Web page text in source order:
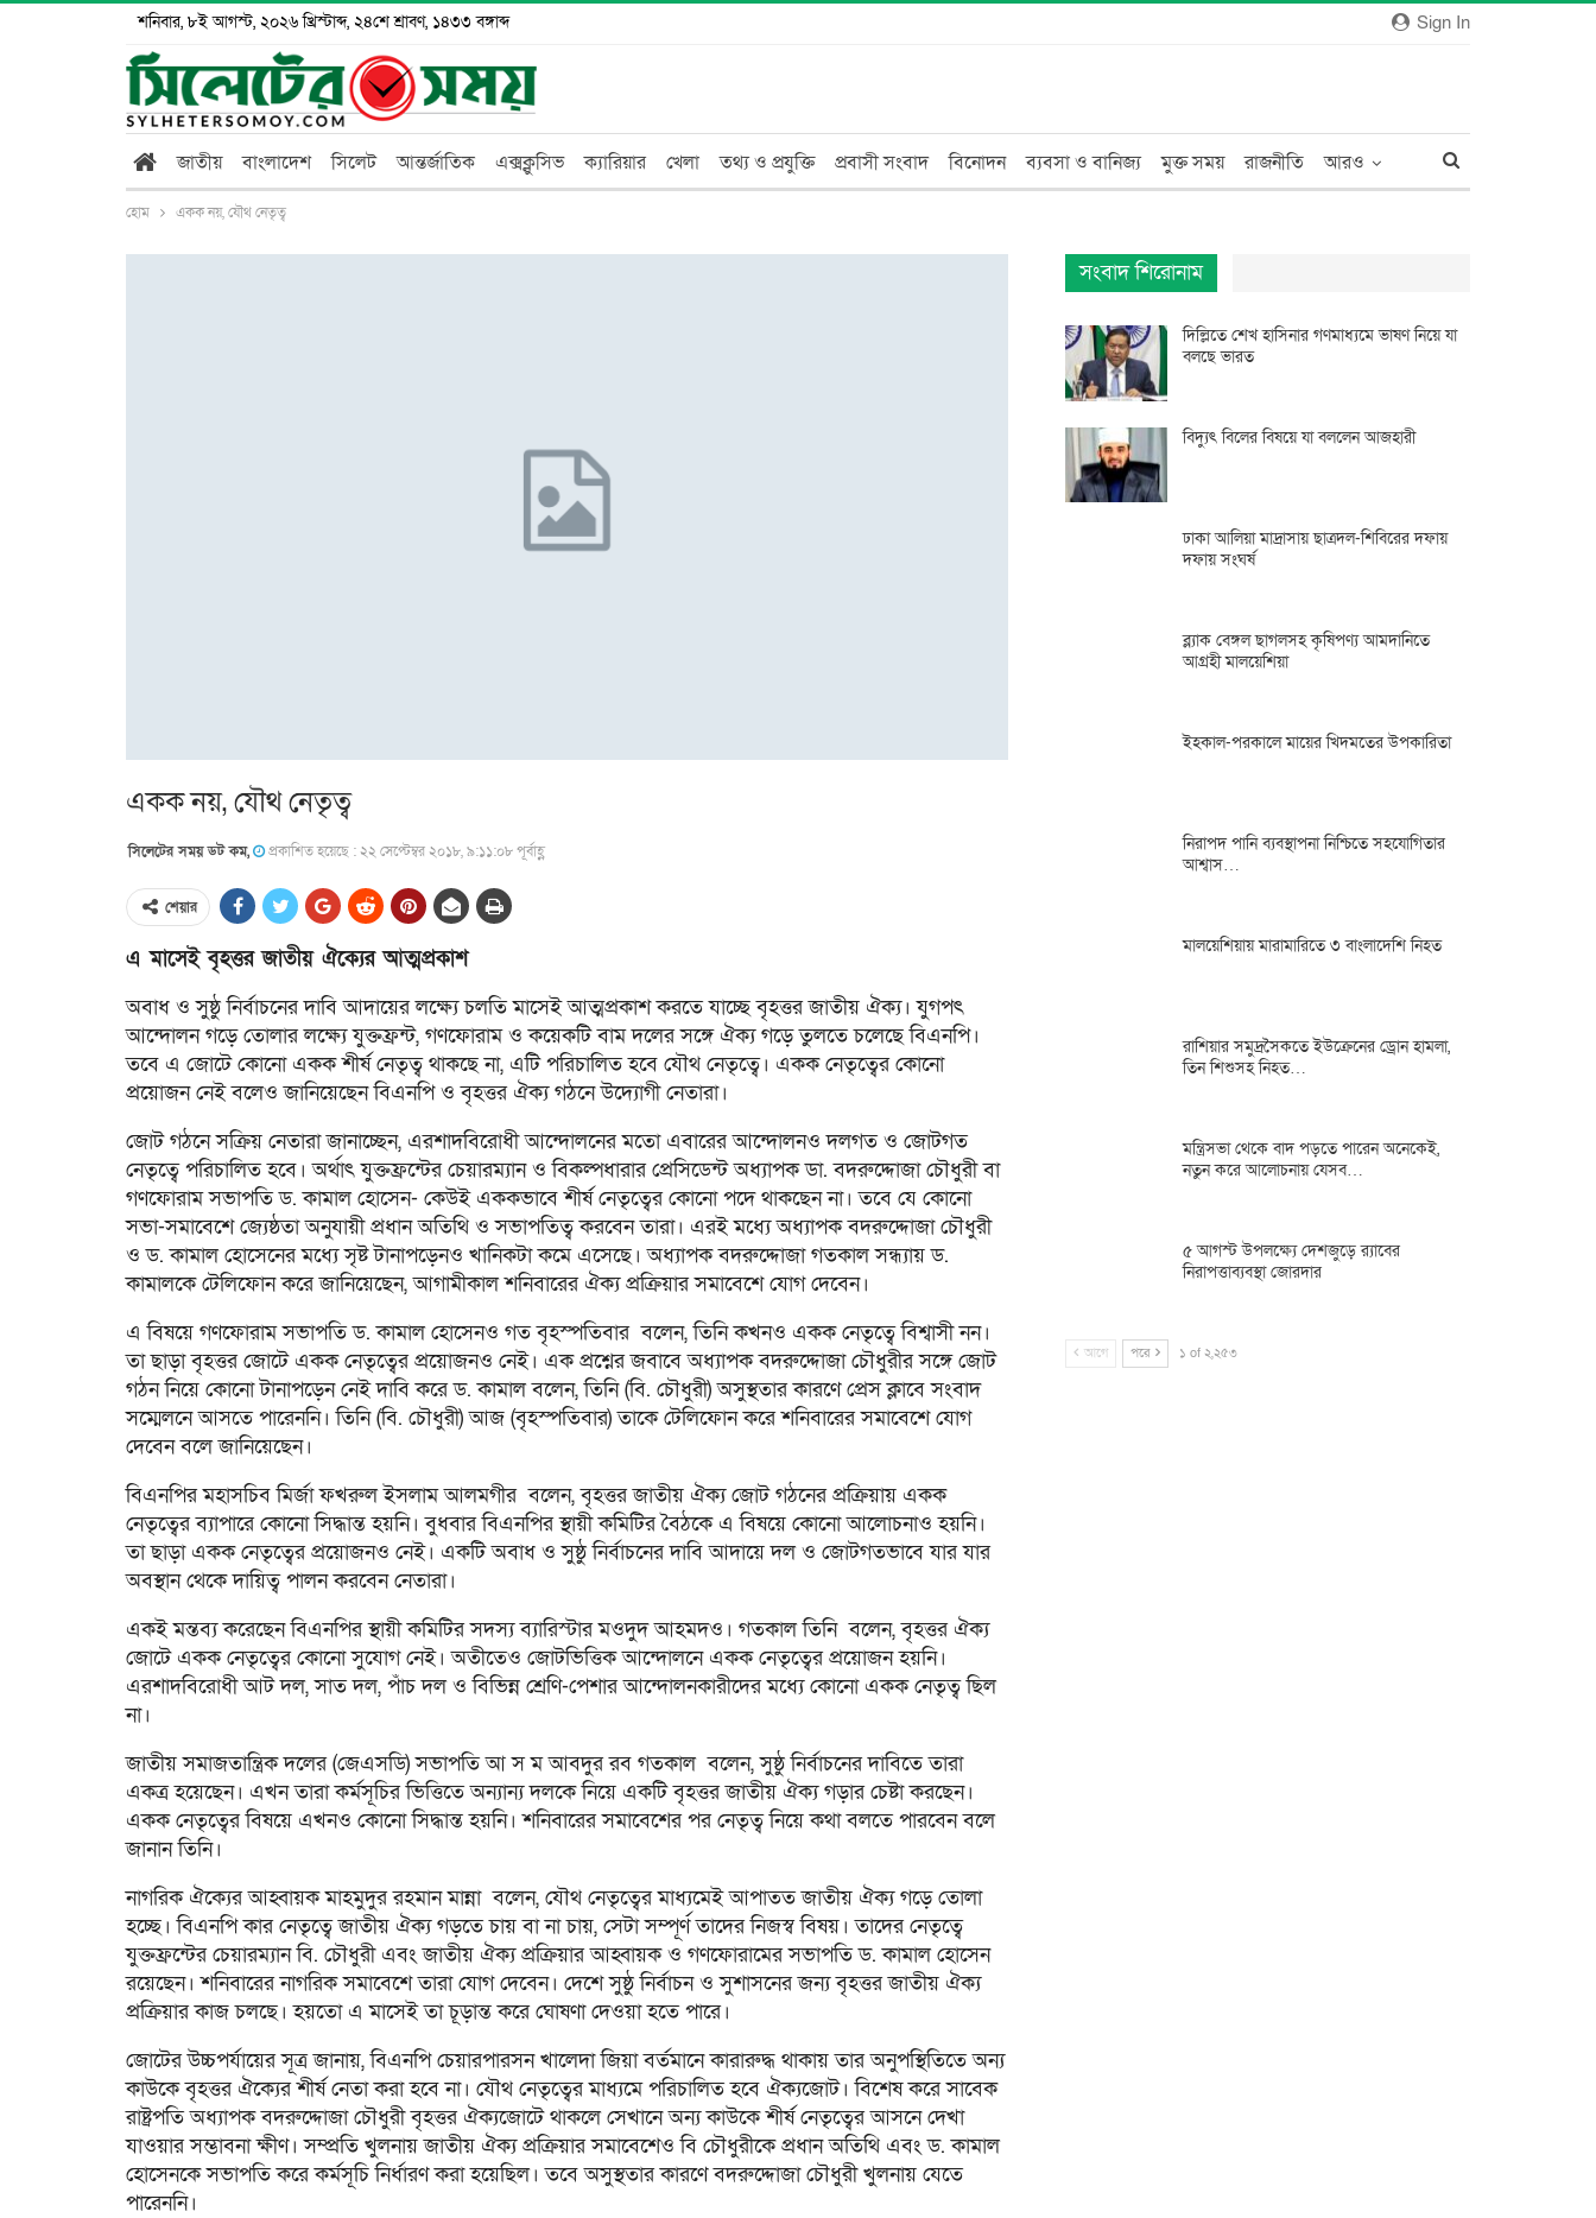
Sign In
শনিবার, ৮ই আগস্ট, ২০২৬ খ্রিস্টাব্দ, ২৪শে শ্রাবণ, ১৪৩৩ বঙ্গাব্দ
জাতীয় বাংলাদেশ সিলেট আন্তর্জাতিক এক্সক্লুসিভ ক্যারিয়ার খেলা তথ্য ও প্রযুক্তি প্রবাসী সংবাদ বিনোদন ব্যবসা ও বানিজ্য মুক্ত সময় রাজনীতি আরও
হোম একক নয়, যৌথ নেতৃত্ব
একক নয়, যৌথ নেতৃত্ব
সিলেটের সময় ডট কম, প্রকাশিত হয়েছে : ২২ সেপ্টেম্বর ২০১৮, ৯:১১:০৮ পূর্বাহ্ণ
শেয়ার
এ মাসেই বৃহত্তর জাতীয় ঐক্যের আত্মপ্রকাশ
অবাধ ও সুষ্ঠু নির্বাচনের দাবি আদায়ের লক্ষ্যে চলতি মাসেই আত্মপ্রকাশ করতে যাচ্ছে বৃহত্তর জাতীয় ঐক্য। যুগপৎ
আন্দোলন গড়ে তোলার লক্ষ্যে যুক্তফ্রন্ট, গণফোরাম ও কয়েকটি বাম দলের সঙ্গে ঐক্য গড়ে তুলতে চলেছে বিএনপি।
তবে এ জোটে কোনো একক শীর্ষ নেতৃত্ব থাকছে না, এটি পরিচালিত হবে যৌথ নেতৃত্বে। একক নেতৃত্বের কোনো
প্রয়োজন নেই বলেও জানিয়েছেন বিএনপি ও বৃহত্তর ঐক্য গঠনে উদ্যোগী নেতারা।
জোট গঠনে সক্রিয় নেতারা জানাচ্ছেন, এরশাদবিরোধী আন্দোলনের মতো এবারের আন্দোলনও দলগত ও জোটগত
নেতৃত্বে পরিচালিত হবে। অর্থাৎ যুক্তফ্রন্টের চেয়ারম্যান ও বিকল্পধারার প্রেসিডেন্ট অধ্যাপক ডা. বদরুদ্দোজা চৌধুরী বা
গণফোরাম সভাপতি ড. কামাল হোসেন- কেউই এককভাবে শীর্ষ নেতৃত্বের কোনো পদে থাকছেন না। তবে যে কোনো
সভা-সমাবেশে জ্যেষ্ঠতা অনুযায়ী প্রধান অতিথি ও সভাপতিত্ব করবেন তারা। এরই মধ্যে অধ্যাপক বদরুদ্দোজা চৌধুরী
ও ড. কামাল হোসেনের মধ্যে সৃষ্ট টানাপড়েনও খানিকটা কমে এসেছে। অধ্যাপক বদরুদ্দোজা গতকাল সন্ধ্যায় ড.
কামালকে টেলিফোন করে জানিয়েছেন, আগামীকাল শনিবারের ঐক্য প্রক্রিয়ার সমাবেশে যোগ দেবেন।
এ বিষয়ে গণফোরাম সভাপতি ড. কামাল হোসেনও গত বৃহস্পতিবার বলেন, তিনি কখনও একক নেতৃত্বে বিশ্বাসী নন।
তা ছাড়া বৃহত্তর জোটে একক নেতৃত্বের প্রয়োজনও নেই। এক প্রশ্নের জবাবে অধ্যাপক বদরুদ্দোজা চৌধুরীর সঙ্গে জোট
গঠন নিয়ে কোনো টানাপড়েন নেই দাবি করে ড. কামাল বলেন, তিনি (বি. চৌধুরী) অসুস্থতার কারণে প্রেস ক্লাবে সংবাদ
সম্মেলনে আসতে পারেননি। তিনি (বি. চৌধুরী) আজ (বৃহস্পতিবার) তাকে টেলিফোন করে শনিবারের সমাবেশে যোগ
দেবেন বলে জানিয়েছেন।
বিএনপির মহাসচিব মির্জা ফখরুল ইসলাম আলমগীর বলেন, বৃহত্তর জাতীয় ঐক্য জোট গঠনের প্রক্রিয়ায় একক
নেতৃত্বের ব্যাপারে কোনো সিদ্ধান্ত হয়নি। বুধবার বিএনপির স্থায়ী কমিটির বৈঠকে এ বিষয়ে কোনো আলোচনাও হয়নি।
তা ছাড়া একক নেতৃত্বের প্রয়োজনও নেই। একটি অবাধ ও সুষ্ঠু নির্বাচনের দাবি আদায়ে দল ও জোটগতভাবে যার যার
অবস্থান থেকে দায়িত্ব পালন করবেন নেতারা।
একই মন্তব্য করেছেন বিএনপির স্থায়ী কমিটির সদস্য ব্যারিস্টার মওদুদ আহমদও। গতকাল তিনি বলেন, বৃহত্তর ঐক্য
জোটে একক নেতৃত্বের কোনো সুযোগ নেই। অতীতেও জোটভিত্তিক আন্দোলনে একক নেতৃত্বের প্রয়োজন হয়নি।
এরশাদবিরোধী আট দল, সাত দল, পাঁচ দল ও বিভিন্ন শ্রেণি-পেশার আন্দোলনকারীদের মধ্যে কোনো একক নেতৃত্ব ছিল
না।
জাতীয় সমাজতান্ত্রিক দলের (জেএসডি) সভাপতি আ স ম আবদুর রব গতকাল বলেন, সুষ্ঠু নির্বাচনের দাবিতে তারা
একত্র হয়েছেন। এখন তারা কর্মসূচির ভিত্তিতে অন্যান্য দলকে নিয়ে একটি বৃহত্তর জাতীয় ঐক্য গড়ার চেষ্টা করছেন।
একক নেতৃত্বের বিষয়ে এখনও কোনো সিদ্ধান্ত হয়নি। শনিবারের সমাবেশের পর নেতৃত্ব নিয়ে কথা বলতে পারবেন বলে
জানান তিনি।
নাগরিক ঐক্যের আহ্বায়ক মাহমুদুর রহমান মান্না বলেন, যৌথ নেতৃত্বের মাধ্যমেই আপাতত জাতীয় ঐক্য গড়ে তোলা
হচ্ছে। বিএনপি কার নেতৃত্বে জাতীয় ঐক্য গড়তে চায় বা না চায়, সেটা সম্পূর্ণ তাদের নিজস্ব বিষয়। তাদের নেতৃত্বে
যুক্তফ্রন্টের চেয়ারম্যান বি. চৌধুরী এবং জাতীয় ঐক্য প্রক্রিয়ার আহ্বায়ক ও গণফোরামের সভাপতি ড. কামাল হোসেন
রয়েছেন। শনিবারের নাগরিক সমাবেশে তারা যোগ দেবেন। দেশে সুষ্ঠু নির্বাচন ও সুশাসনের জন্য বৃহত্তর জাতীয় ঐক্য
প্রক্রিয়ার কাজ চলছে। হয়তো এ মাসেই তা চূড়ান্ত করে ঘোষণা দেওয়া হতে পারে।
জোটের উচ্চপর্যায়ের সূত্র জানায়, বিএনপি চেয়ারপারসন খালেদা জিয়া বর্তমানে কারারুদ্ধ থাকায় তার অনুপস্থিতিতে অন্য
কাউকে বৃহত্তর ঐক্যের শীর্ষ নেতা করা হবে না। যৌথ নেতৃত্বের মাধ্যমে পরিচালিত হবে ঐক্যজোট। বিশেষ করে সাবেক
রাষ্ট্রপতি অধ্যাপক বদরুদ্দোজা চৌধুরী বৃহত্তর ঐক্যজোটে থাকলে সেখানে অন্য কাউকে শীর্ষ নেতৃত্বের আসনে দেখা
যাওয়ার সম্ভাবনা ক্ষীণ। সম্প্রতি খুলনায় জাতীয় ঐক্য প্রক্রিয়ার সমাবেশেও বি চৌধুরীকে প্রধান অতিথি এবং ড. কামাল
হোসেনকে সভাপতি করে কর্মসূচি নির্ধারণ করা হয়েছিল। তবে অসুস্থতার কারণে বদরুদ্দোজা চৌধুরী খুলনায় যেতে
পারেননি।
সংবাদ শিরোনাম
দিল্লিতে শেখ হাসিনার গণমাধ্যমে ভাষণ নিয়ে যা
বলছে ভারত
বিদ্যুৎ বিলের বিষয়ে যা বললেন আজহারী
ঢাকা আলিয়া মাদ্রাসায় ছাত্রদল-শিবিরের দফায়
দফায় সংঘর্ষ
ব্ল্যাক বেঙ্গল ছাগলসহ কৃষিপণ্য আমদানিতে
আগ্রহী মালয়েশিয়া
ইহকাল-পরকালে মায়ের খিদমতের উপকারিতা
নিরাপদ পানি ব্যবস্থাপনা নিশ্চিতে সহযোগিতার
আশ্বাস…
মালয়েশিয়ায় মারামারিতে ৩ বাংলাদেশি নিহত
রাশিয়ার সমুদ্রসৈকতে ইউক্রেনের ড্রোন হামলা,
তিন শিশুসহ নিহত…
মন্ত্রিসভা থেকে বাদ পড়তে পারেন অনেকেই,
নতুন করে আলোচনায় যেসব…
৫ আগস্ট উপলক্ষ্যে দেশজুড়ে র‌্যাবের
নিরাপত্তাব্যবস্থা জোরদার
আগে পরে ১ of ২,২৫৩